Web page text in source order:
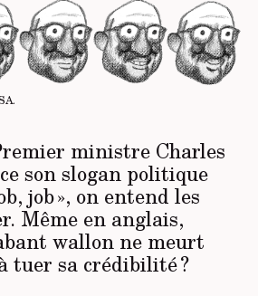
.
ministre Charles
son slogan politique
job », on entend les
Même en anglais,
wallon ne meurt
tuer sa crédibilité ?